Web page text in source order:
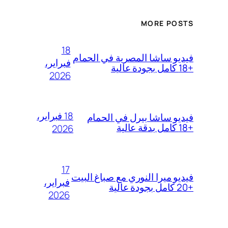
MORE POSTS
فيديو ساشا المصرية في الحمام
+18 كامل بجودة عالية
18
فبراير،
2026
فيديو ساشا بيرل في الحمام
+18 كامل بدقة عالية
18 فبراير،
2026
فيديو ميرا النوري مع صباغ البيت
+20 كامل بجودة عالية
17
فبراير،
2026